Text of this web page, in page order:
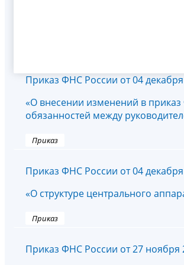
Приказ ФНС России от 04
«О внесении изменений в
обязанностей между
Приказ
Приказ ФНС России от 04
«О структуре центрального
Приказ
Приказ ФНС России от 27